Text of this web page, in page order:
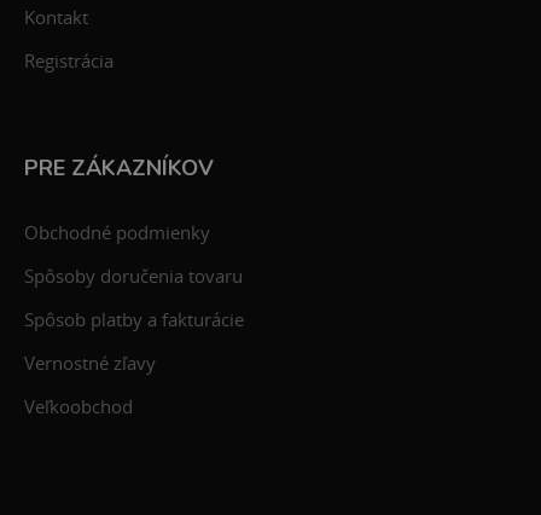
Kontakt
Registrácia
PRE ZÁKAZNÍKOV
Obchodné podmienky
Spôsoby doručenia tovaru
Spôsob platby a fakturácie
Vernostné zľavy
Veľkoobchod